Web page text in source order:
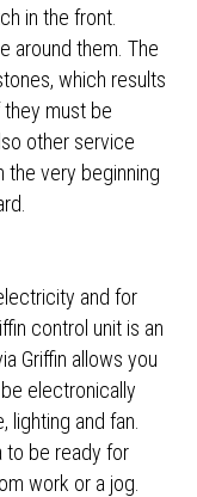
in the front.
around them. The
which results
they must be
other service
the very beginning
and for
control unit is an
Griffin allows you
electronically
and fan.
to be ready for
work or a jog.